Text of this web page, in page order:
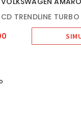
TRENDLINE TURBO